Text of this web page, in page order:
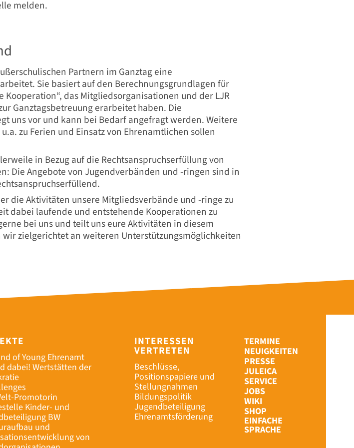
melden.
Partnern im Ganztag eine
Sie basiert auf den Berechnungsgrundlagen für
Kooperation“, das Mitgliedsorganisationen und der LJR
Ganztagsbetreuung erarbeitet haben. Die
uns vor und kann bei Bedarf angefragt werden. Weitere
zu Ferien und Einsatz von Ehrenamtlichen sollen
in Bezug auf die Rechtsanspruchserfüllung von
Die Angebote von Jugendverbänden und -ringen sind in
die Aktivitäten unsere Mitgliedsverbände und -ringe zu
dabei laufende und entstehende Kooperationen zu
bei uns und teilt uns eure Aktivitäten in diesem
wir zielgerichtet an weiteren Unterstützungsmöglichkeiten
of Young Ehrenamt
dabei! Wertstätten der
Promotorin
Kinder- und
BW
und
von
INTERESSEN
VERTRETEN
Beschlüsse,
Positionspapiere und
Stellungnahmen
Bildungspolitik
Jugendbeteiligung
Ehrenamtsförderung
TERMINE
NEUIGKEITEN
PRESSE
JULEICA
SERVICE
JOBS
WIKI
SHOP
EINFACHE
SPRACHE